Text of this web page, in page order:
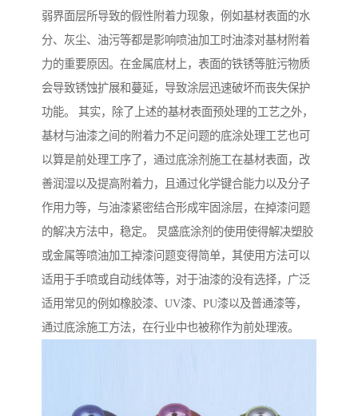
弱界面层所导致的假性附着力现象，例如基材表面的水
分、灰尘、油污等都是影响喷油加工时油漆对基材附着
力的重要原因。在金属底材上，表面的铁锈等脏污物质
会导致锈蚀扩展和蔓延，导致涂层迅速破坏而丧失保护
功能。 其实，除了上述的基材表面预处理的工艺之外，
基材与油漆之间的附着力不足问题的底涂处理工艺也可
以算是前处理工序了，通过底涂剂施工在基材表面，改
善润湿以及提高附着力，且通过化学键合能力以及分子
作用力等，与油漆紧密结合形成牢固涂层，在掉漆问题
的解决方法中，稳定。 炅盛底涂剂的使用使得解决塑胶
或金属等喷油加工掉漆问题变得简单，其使用方法可以
适用于手喷或自动线体等，对于油漆的没有选择，广泛
适用常见的例如橡胶漆、UV漆、PU漆以及普通漆等，
通过底涂施工方法，在行业中也被称作为前处理液。